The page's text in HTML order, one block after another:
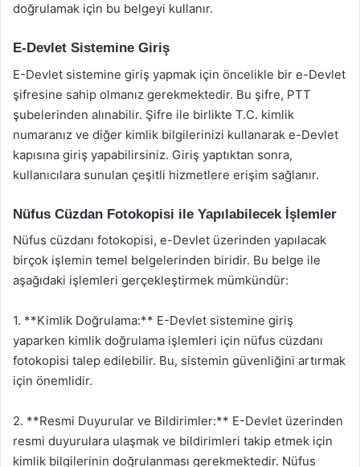
doğrulamak için bu belgeyi kullanır.
E-Devlet Sistemine Giriş
E-Devlet sistemine giriş yapmak için öncelikle bir e-Devlet
şifresine sahip olmanız gerekmektedir. Bu şifre, PTT
şubelerinden alınabilir. Şifre ile birlikte T.C. kimlik
numaranız ve diğer kimlik bilgilerinizi kullanarak e-Devlet
kapısına giriş yapabilirsiniz. Giriş yaptıktan sonra,
kullanıcılara sunulan çeşitli hizmetlere erişim sağlanır.
Nüfus Cüzdan Fotokopisi ile Yapılabilecek İşlemler
Nüfus cüzdanı fotokopisi, e-Devlet üzerinden yapılacak
birçok işlemin temel belgelerinden biridir. Bu belge ile
aşağıdaki işlemleri gerçekleştirmek mümkündür:
1. **Kimlik Doğrulama:** E-Devlet sistemine giriş
yaparken kimlik doğrulama işlemleri için nüfus cüzdanı
fotokopisi talep edilebilir. Bu, sistemin güvenliğini artırmak
için önemlidir.
2. **Resmi Duyurular ve Bildirimler:** E-Devlet üzerinden
resmi duyurulara ulaşmak ve bildirimleri takip etmek için
kimlik bilgilerinin doğrulanması gerekmektedir. Nüfus